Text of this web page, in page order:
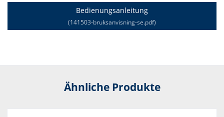
Bedienungsanleitung
(141503-bruksanvisning-se.pdf)
Ähnliche Produkte